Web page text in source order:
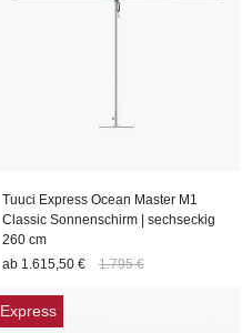
Tuuci Express Ocean Master M1
Classic Sonnenschirm | sechseckig
260 cm
ab 1.615,50 € 1.795 €
Express